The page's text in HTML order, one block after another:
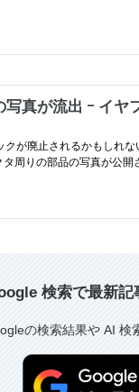
検索で最新記
の検索結果や AI